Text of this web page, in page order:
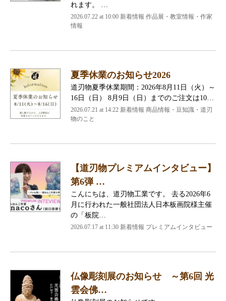
れます。 …
2026.07.22 at 10:00 新着情報 作品展・教室情報・作家
情報
夏季休業のお知らせ2026
道刃物夏季休業期間：2026年8月11日（火）～
16日（日） 8月9日（日）までのご注文は10…
2026.07.21 at 14:22 新着情報 商品情報・豆知識・道刃
物のこと
【道刃物プレミアムインタビュー】
第6弾 …
こんにちは、道刃物工業です。 去る2026年6
月に行われた一般社団法人日本板画院様主催
の「板院…
2026.07.17 at 11:30 新着情報 プレミアムインタビュー
仏像彫刻展のお知らせ ～第6回 光
雲会佛…